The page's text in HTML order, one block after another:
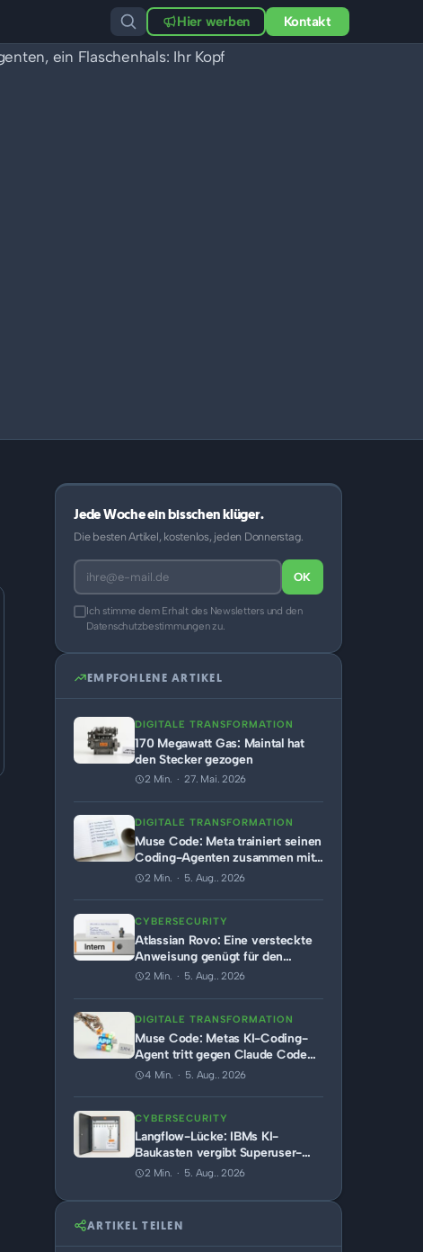
Hier werben Kontakt
Jede Woche ein bisschen klüger.
Die besten Artikel, kostenlos, jeden Donnerstag.
OK
Ich stimme dem Erhalt des Newsletters und den
Datenschutzbestimmungen zu.
EMPFOHLENE ARTIKEL
DIGITALE TRANSFORMATION
170 Megawatt Gas: Maintal hat
den Stecker gezogen
2 Min. · 27. Mai. 2026
DIGITALE TRANSFORMATION
Muse Code: Meta trainiert seinen
Coding-Agenten zusammen mit
dem Modell
2 Min. · 5. Aug.. 2026
CYBERSECURITY
Atlassian Rovo: Eine versteckte
Anweisung genügt für den
Datenabfluss aus Jira und
2 Min. · 5. Aug.. 2026
DIGITALE TRANSFORMATION
Muse Code: Metas KI-Coding-
Agent tritt gegen Claude Code
und Codex an
4 Min. · 5. Aug.. 2026
CYBERSECURITY
Langflow-Lücke: IBMs KI-
Baukasten vergibt Superuser-
Token an jeden Aufrufer
2 Min. · 5. Aug.. 2026
ARTIKEL TEILEN